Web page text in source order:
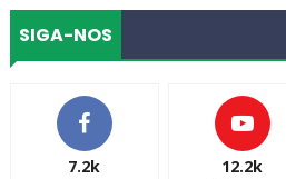
SIGA-NOS
7.2k 12.2k